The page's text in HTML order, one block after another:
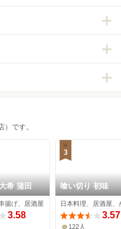
です。
希 蒲田
揚げ、居酒屋
3.58
3
喰い切り 初味
日本料理、居酒屋、
3.57
122人